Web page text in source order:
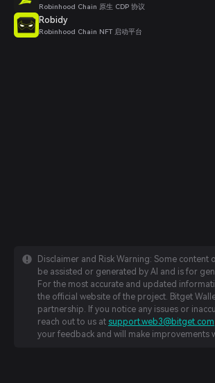
Robinhood Chain 原生 CDP 协议
Robidy
Robinhood Chain NFT 启动平台
Disclaimer and Risk Warning: Some content
be assisted or generated by AI and is for
For the most accurate and updated
the official website of the project. Bitget
partnership. If you notice any issues or
reach out to us at support.web3@bitget.com
your feedback and will make improvements